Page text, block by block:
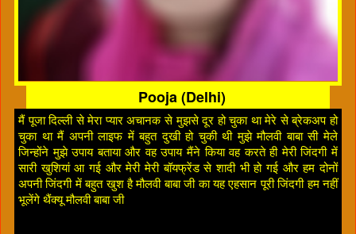
Pooja (Delhi)
मैं पूजा दिल्ली से मेरा प्यार अचानक से मुझसे दूर हो चुका था मेरे से ब्रेकअप हो
चुका था मैं अपनी लाइफ में बहुत दुखी हो चुकी थी मुझे मौलवी बाबा सी मेले
जिन्होंने मुझे उपाय बताया और वह उपाय मैंने किया वह करते ही मेरी जिंदगी में
सारी खुशियां आ गई और मेरी मेरी बॉयफ्रेंड से शादी भी हो गई और हम दोनों
अपनी जिंदगी में बहुत खुश है मौलवी बाबा जी का यह एहसान पूरी जिंदगी हम नहीं
भूलेंगे थैंक्यू मौलवी बाबा जी